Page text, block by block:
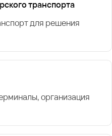
транспорта
для решения
организация